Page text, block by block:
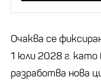
Очаква се
1 юли 2028 г. като
разработва нова